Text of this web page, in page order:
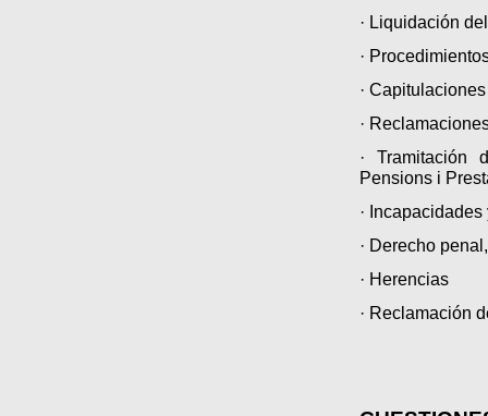
· Liquidación
·
·
·
· Tramitación
Pensions i
·
· Derecho
· Herencias
· Reclamación